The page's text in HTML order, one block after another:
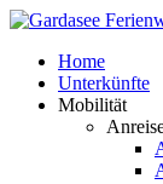
Home
Unterkünfte
Mobilität